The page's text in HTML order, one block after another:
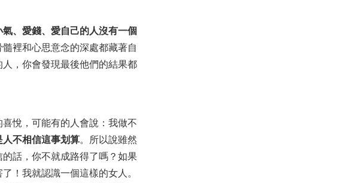
氣、愛錢、愛自己的人沒有一個
裡和心思意念的深處都藏著自
，你會發現最後他們的結果都
悅，可能有的人會說：我做不
不相信這事划算。所以說雖然
話，你不就成路得了嗎？如果
！我就認識一個這樣的女人。